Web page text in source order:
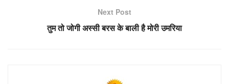
Next Post
तुम तो जोगी अस्सी बरस के बाली है मोरी उमरिया